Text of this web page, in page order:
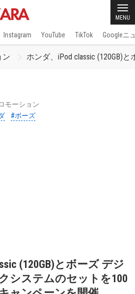
MENU
Instagram YouTube TikTok Googleニ
ン ホンダ、iPod classic (120GB)
モーション
#ボーズ
(120GB)とボーズ デジ
システムのセットを100